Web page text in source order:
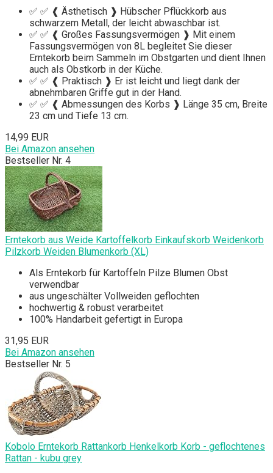
✅ ✅ ❰ Ästhetisch ❱ Hübscher Pflückkorb aus
schwarzem Metall, der leicht abwaschbar ist.
✅ ✅ ❰ Großes Fassungsvermögen ❱ Mit einem
Fassungsvermögen von 8L begleitet Sie dieser
Erntekorb beim Sammeln im Obstgarten und dient Ihnen
auch als Obstkorb in der Küche.
✅ ✅ ❰ Praktisch ❱ Er ist leicht und liegt dank der
abnehmbaren Griffe gut in der Hand.
✅ ✅ ❰ Abmessungen des Korbs ❱ Länge 35 cm, Breite
23 cm und Tiefe 13 cm.
14,99 EUR
Bei Amazon ansehen
Bestseller Nr. 4
Erntekorb aus Weide Kartoffelkorb Einkaufskorb Weidenkorb
Pilzkorb Weiden Blumenkorb (XL)
Als Erntekorb für Kartoffeln Pilze Blumen Obst
verwendbar
aus ungeschälter Vollweiden geflochten
hochwertig & robust verarbeitet
100% Handarbeit gefertigt in Europa
31,95 EUR
Bei Amazon ansehen
Bestseller Nr. 5
Kobolo Erntekorb Rattankorb Henkelkorb Korb - geflochtenes
Rattan - kubu grey